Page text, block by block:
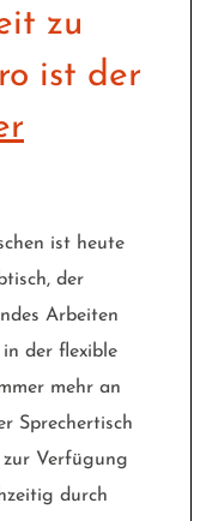
zu
ist der
ist heute
der
Arbeiten
der flexible
mehr an
Sprechertisch
Verfügung
durch